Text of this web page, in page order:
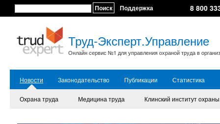
Поиск Поддержка 8 800
Труд-Эксперт.Управление
Онлайн сервис №1 для управления охраной труда в
Новости Законодательство Публикации Статистика
Охрана труда Медицина труда Клинский институт